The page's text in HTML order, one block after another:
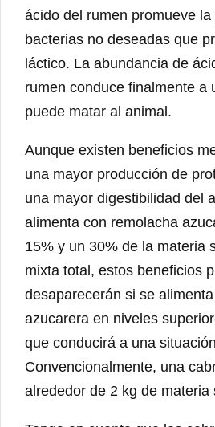
ácido del rumen promueve
bacterias no deseadas que
láctico. La abundancia de
rumen conduce finalmente a
puede matar al animal.
Aunque existen beneficios
una mayor producción de
una mayor digestibilidad del
alimenta con remolacha
15% y un 30% de la materia
mixta total, estos beneficios
desaparecerán si se
azucarera en niveles
que conducirá a una
Convencionalmente, una
alrededor de 2 kg de materia